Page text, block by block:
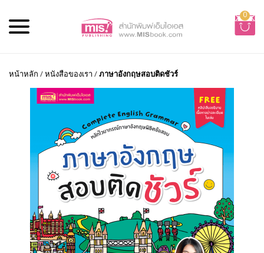
0
หน้าหลัก /หนังสือของเรา /ภาษาอังกฤษสอบติดชัวร์